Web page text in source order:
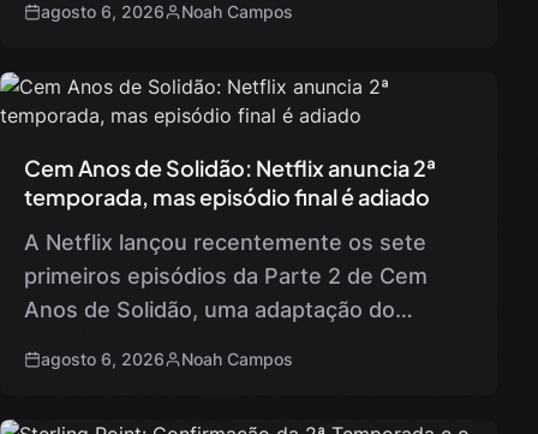
a trama se desenrola em uma…
agosto 6, 2026 Noah Campos
Cem Anos de Solidão: Netflix anuncia 2ª
temporada, mas episódio final é adiado
A Netflix lançou recentemente os sete
primeiros episódios da Parte 2 de Cem
Anos de Solidão, uma adaptação do
Márquez. Essa nova fase da série…
agosto 6, 2026 Noah Campos